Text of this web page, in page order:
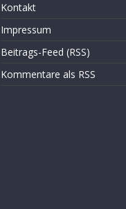
Kontakt
Impressum
Beitrags-Feed (RSS)
Kommentare als RSS